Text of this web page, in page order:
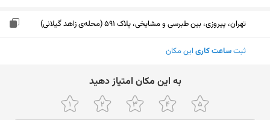
تهران، پیروزی، بین طبرسی و مشایخی، پلاک 591 (محله‌ی زاهد گیلانی)
ثبتساعت کاری این مکان
ﺑﻪ اﯾﻦ ﻣﮑﺎن اﻣﺘﯿﺎز دﻫﯿﺪ